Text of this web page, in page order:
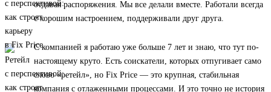
отдавая распоряжения. Мы все делали вместе. Работали всегда
с хорошим настроением, поддерживали друг друга.
С компанией я работаю уже больше 7 лет и знаю, что тут по-
настоящему круто. Есть соискатели, которых отпугивает само
слово «ретейл», но Fix Price — это крупная, стабильная
компания с отлаженными процессами. И это точно не история